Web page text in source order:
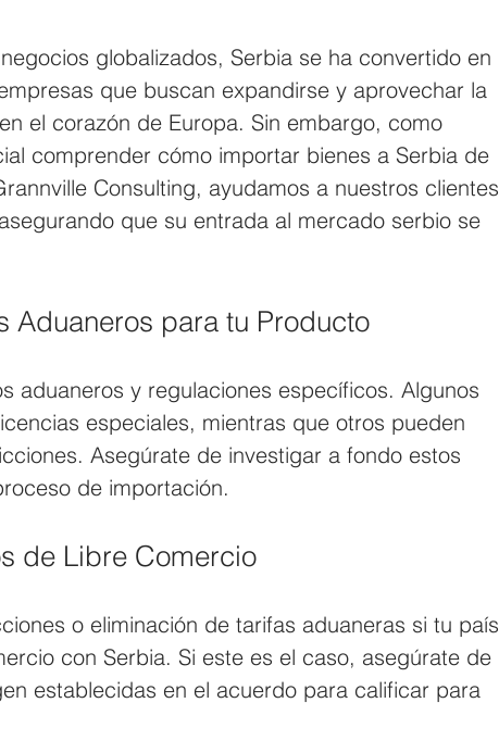
globalizados, Serbia se ha convertido en
que buscan expandirse y aprovechar la
el corazón de Europa. Sin embargo, como
comprender cómo importar bienes a Serbia de
Consulting, ayudamos a nuestros clientes
que su entrada al mercado serbio se
Aduaneros para tu Producto
aduaneros y regulaciones específicos. Algunos
especiales, mientras que otros pueden
Asegúrate de investigar a fondo estos
de importación.
de Libre Comercio
o eliminación de tarifas aduaneras si tu país
con Serbia. Si este es el caso, asegúrate de
establecidas en el acuerdo para calificar para